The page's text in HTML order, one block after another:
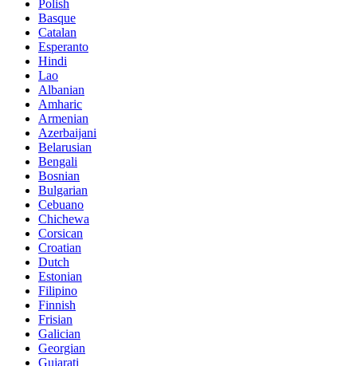
Polish
Basque
Catalan
Esperanto
Hindi
Lao
Albanian
Amharic
Armenian
Azerbaijani
Belarusian
Bengali
Bosnian
Bulgarian
Cebuano
Chichewa
Corsican
Croatian
Dutch
Estonian
Filipino
Finnish
Frisian
Galician
Georgian
Gujarati